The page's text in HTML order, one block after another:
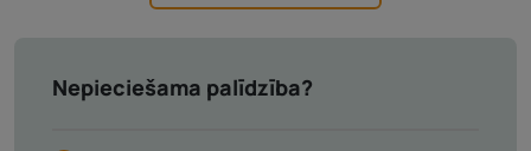
Nepieciešama palīdzība?